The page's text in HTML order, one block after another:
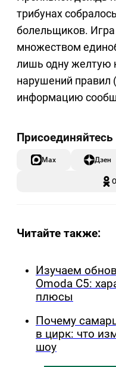
трибунах
болельщиков.
множеством
лишь одну желтую
нарушений правил
информацию
Max Дзен
Читайте также:
Изучаем
Omoda C5:
плюсы
Почему
в цирк: что
шоу